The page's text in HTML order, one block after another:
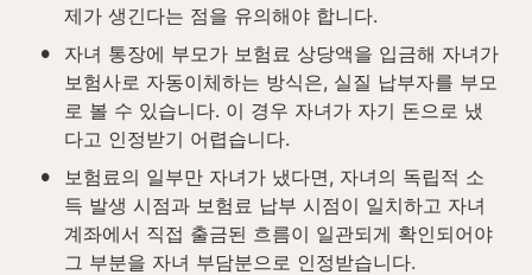
제가 생긴다는 점을 유의해야 합니다.
•
자녀 통장에 부모가 보험료 상당액을 입금해 자녀가
보험사로 자동이체하는 방식은, 실질 납부자를 부모
로 볼 수 있습니다. 이 경우 자녀가 자기 돈으로 냈
다고 인정받기 어렵습니다.
•
보험료의 일부만 자녀가 냈다면, 자녀의 독립적 소
득 발생 시점과 보험료 납부 시점이 일치하고 자녀
계좌에서 직접 출금된 흐름이 일관되게 확인되어야
그 부분을 자녀 부담분으로 인정받습니다.